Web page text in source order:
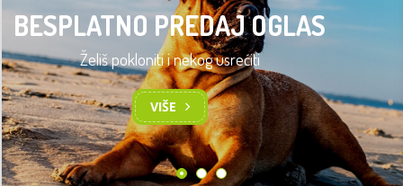
BESPLATNO PREDAJ OGLAS
Želiš pokloniti i nekog usrećiti
VIŠE